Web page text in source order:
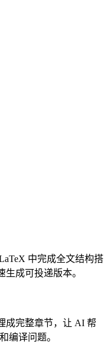
中完成全文结构搭
成可投递版本。
成完整章节，让 AI 帮
编译问题。